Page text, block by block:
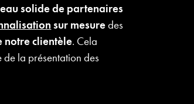
solide de partenaires
sur mesuredes
notre clientèle. Cela
la présentation des